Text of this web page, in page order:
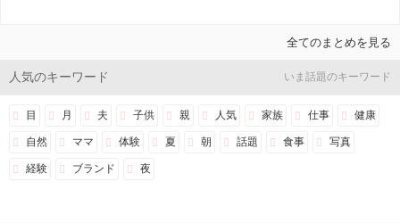
全てのまとめを見る
人気のキーワード いま話題のキーワード
目 月 夫 子供 親 人気 家族 仕事 健康
自然 ママ 体験 夏 朝 話題 食事 写真
経験 ブランド 夜